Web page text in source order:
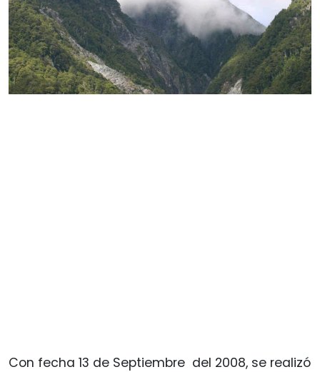
Con fecha 13 de Septiembre del 2008, se realizó